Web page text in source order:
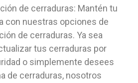
de cerraduras: Mantén tu
con nuestras opciones de
de cerraduras. Ya sea
tus cerraduras por
o simplemente desees
de cerraduras, nosotros